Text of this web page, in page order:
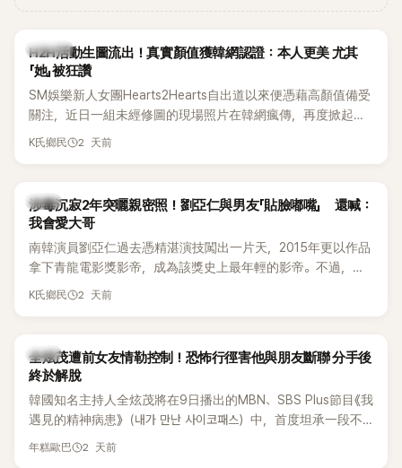
K-POP
H2H活動生圖流出！真實顏值獲韓網認證：本人更美 尤其
「她」被狂讚
SM娛樂新人女團Hearts2Hearts自出道以來便憑藉高顏值備受
關注，近日一組未經修圖的現場照片在韓網瘋傳，再度掀起熱
烈討論，不少看過本人的網友更直呼：「真人比照片還漂亮！」
K氏鄉民 2 天前
韓星
涉毒沉寂2年突曬親密照！劉亞仁與男友「貼臉嘟嘴」 還喊：
我會愛大哥
南韓演員劉亞仁過去憑精湛演技闖出一片天，2015年更以作品
拿下青龍電影獎影帝，成為該獎史上最年輕的影帝。不過，他
2023年爆出涉毒風波後，演藝事業受到重創，後續又牽扯與男
K氏鄉民 2 天前
韓星
全炫茂遭前女友情勒控制！恐怖行徑害他與朋友斷聯 分手後
終於解脫
韓國知名主持人全炫茂將在9日播出的MBN、SBS Plus節目《我
遇見的精神病患》（내가 만난 사이코패스）中，首度坦承一段不
堪回首的戀愛經歷，自爆曾遭前女友過度控制，不僅走到哪都
年糕歐巴 2 天前